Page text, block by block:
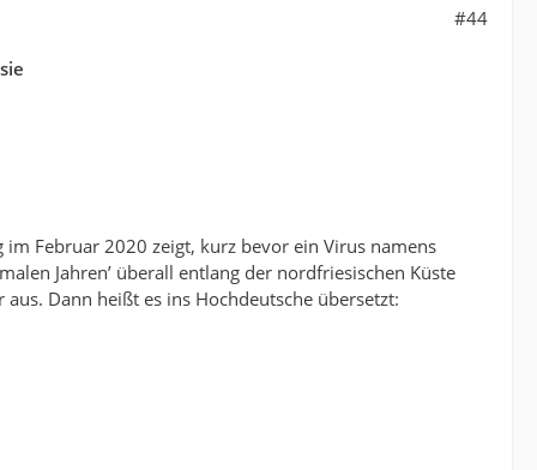
#44
Februar 2020 zeigt, kurz bevor ein Virus namens
Jahren’ überall entlang der nordfriesischen Küste
Dann heißt es ins Hochdeutsche übersetzt: